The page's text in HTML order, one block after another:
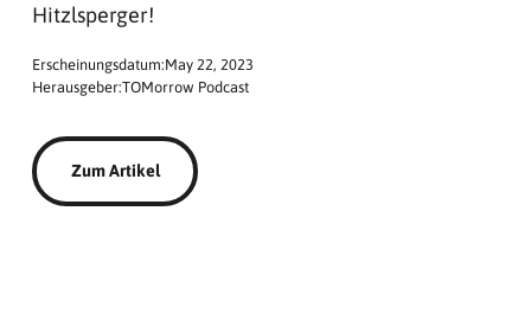
Hitzlsperger!
Erscheinungsdatum:May 22, 2023
Herausgeber:TOMorrow Podcast
Zum Artikel